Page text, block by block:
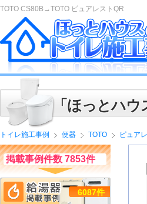
TOTO CS80B→TOTO ピュアレストQR
「ほっとハ
トイレ施工事例 便器 TOTO ピュア
掲載事例件数 7853件
6087件